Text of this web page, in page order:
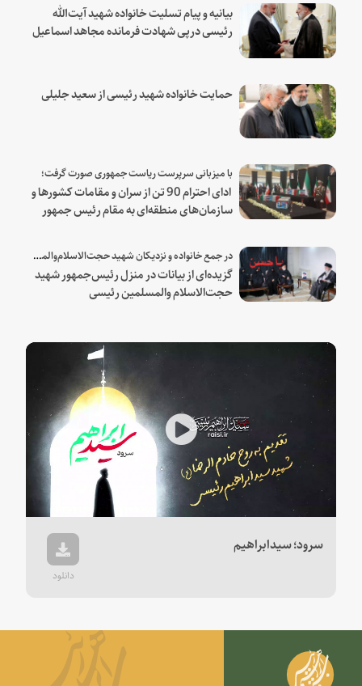
بیانیه و پیام تسلیت خانواده شهید آیت‌الله
رئیسی درپی شهادت فرمانده مجاهد اسماعیل
حمایت خانواده شهید رئیسی از سعید جلیلی
با میزبانی سرپرست ریاست جمهوری صورت گرفت؛
ادای احترام 90 تن از سران و مقامات کشورها و
سازمان‌های منطقه‌ای به مقام رئیس جمهور
در جمع خانواده و نزدیکان شهید حجت‌الاسلام‌والمسلمین رئیسی:
گزیده‌ای از بیانات در منزل رئیس‌جمهور شهید
حجت‌الاسلام والمسلمین رئیسی
Play
Video
سرود؛ سیدابراهیم
دانلود